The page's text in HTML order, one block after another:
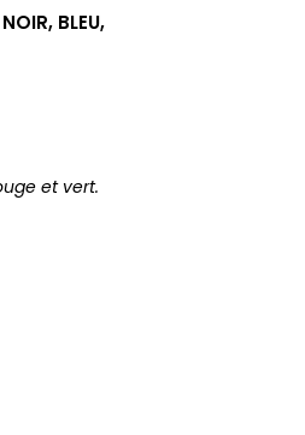
BLEU,
et vert.